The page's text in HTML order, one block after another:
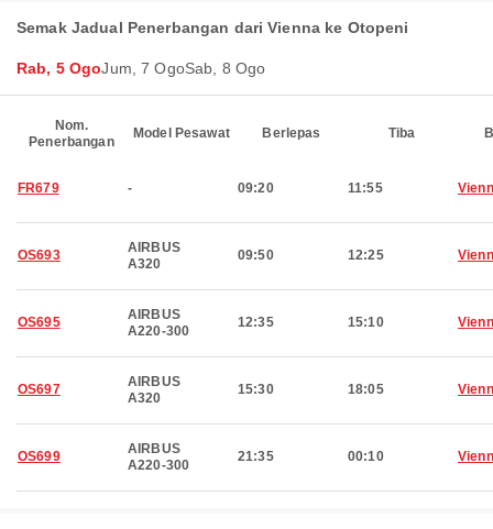
Semak Jadual Penerbangan dari Vienna ke Otopeni
Rab, 5 OgoJum, 7 OgoSab, 8 Ogo
Nom.
Penerbangan
Model Pesawat Berlepas Tiba
FR679 - 09:20 11:55
OS693
AIRBUS
A320
09:50 12:25
OS695
AIRBUS
A220-300
12:35 15:10
OS697
AIRBUS
A320
15:30 18:05
OS699
AIRBUS
A220-300
21:35 00:10